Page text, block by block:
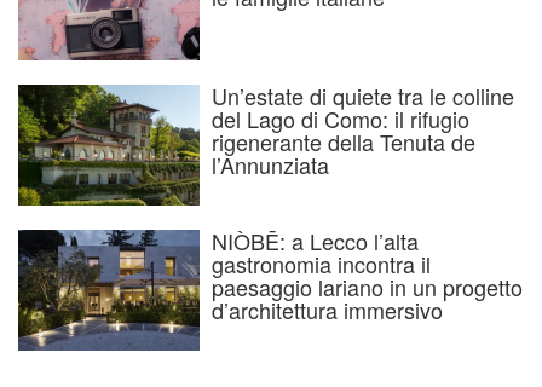
Un’estate di quiete tra le colline
del Lago di Como: il rifugio
rigenerante della Tenuta de
l’Annunziata
NIÒBĒ: a Lecco l’alta
gastronomia incontra il
paesaggio lariano in un progetto
d’architettura immersivo